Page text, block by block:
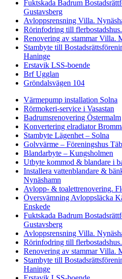
Fuktskada Badrum
Gustavsberg
Avloppsrensning Villa.
Rörinfodring till
Renovering av stammar Villa.
Stambyte till
Haninge
Erstavik LSS-boende
Brf Ugglan
Gröndalsvägen 104
Värmepump installation Solna
Rörmokeri-service i Vasastan
Badrumsrenovering Östermalm
Konvertering elradiator
Stambyte Lägenhet – Solna
Golvvärme – Föreningshus
Blandarbyte – Kungsholmen
Utbyte kommod & blandare i
Installera vattenblandare &
Nynäshamn
Avlopp- & toalettrenovering.
Översvämning Avloppsläcka
Enskede
Fuktskada Badrum
Gustavsberg
Avloppsrensning Villa.
Rörinfodring till
Renovering av stammar Villa.
Stambyte till
Haninge